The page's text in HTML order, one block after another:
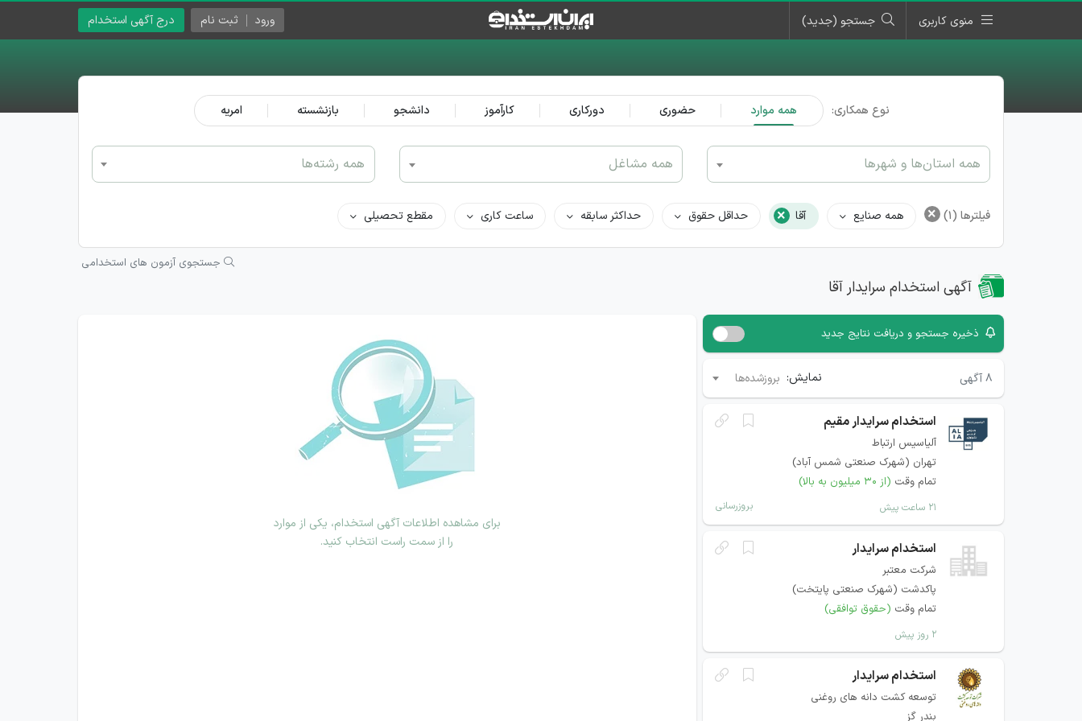
منوی کاربری جستجو (جدید) درج آگهی استخدام ورود ثبت نام
نوع همکاری: همه موارد حضوری دورکاری کارآموز دانشجو بازنشسته امریه
همه استان‌ها و شهرها همه مشاغل همه رشته‌ها
فیلترها (1)
× همه صنایع آقا × حداقل حقوق حداکثر سابقه ساعت کاری مقطع تحصیلی
جستجوی آزمون های استخدامی
آگهی استخدام سرایدار آقا
ذخیره جستجو و دریافت نتایج جدید
۸آگهی نمایش: بروزشده‌ها
استخدام سرایدار مقیم
آلیاسیس ارتباط
تهران (شهرک صنعتی شمس آباد)
تمام وقت (از ۳۰ میلیون به بالا)
۲۱ ساعت پیش بروزرسانی
استخدام سرایدار
شرکت معتبر
پاکدشت (شهرک صنعتی پایتخت)
تمام وقت (حقوق توافقی)
۲ روز پیش
استخدام سرایدار
توسعه کشت دانه های روغنی
بندر گز
برای مشاهده اطلاعات آگهی استخدام، یکی از موارد
را از سمت راست انتخاب کنید.